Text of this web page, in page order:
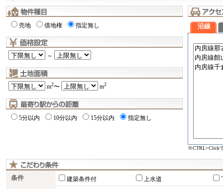
売地 借地権 指定無し
～
m2〜 m2
5分以内 10分以内 15分以内 指定無し
沿線
※CTRL+Click
条件 建築条件付 上水道